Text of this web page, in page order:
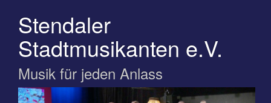
Hauptinhalt
springen
Stendaler
Stadtmusikanten e.V.
Musik für jeden Anlass